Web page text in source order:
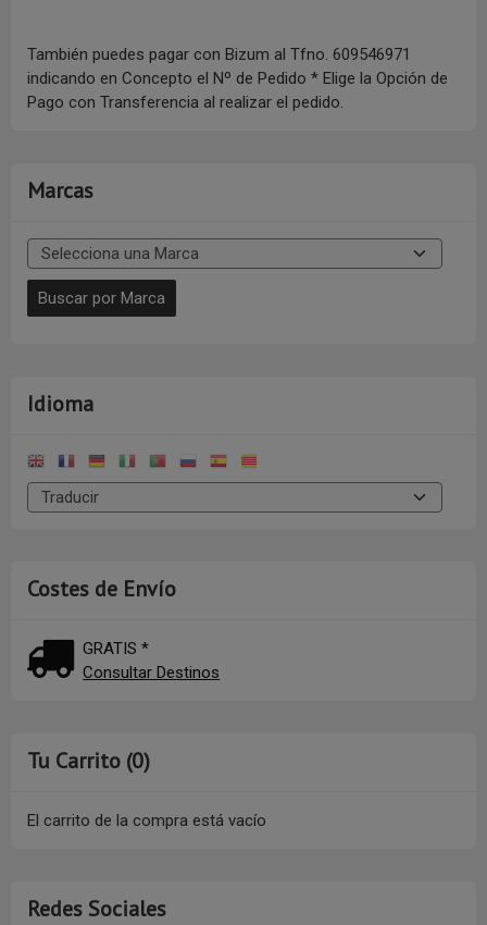
También puedes pagar con Bizum al Tfno. 609546971
indicando en Concepto el Nº de Pedido * Elige la Opción de
Pago con Transferencia al realizar el pedido.
Marcas
Idioma
Costes de Envío
GRATIS *
Consultar Destinos
Tu Carrito (0)
El carrito de la compra está vacío
Redes Sociales